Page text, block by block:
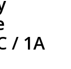
/ 1A